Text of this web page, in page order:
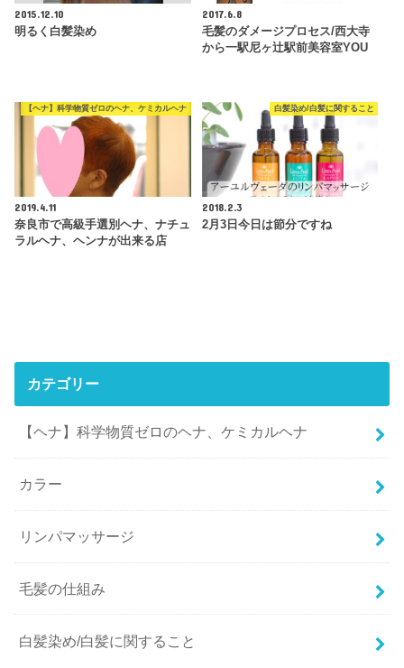
2015.12.10
明るく白髪染め
2017.6.8
毛髪のダメージプロセス/西大寺
から一駅尼ヶ辻駅前美容室YOU
【ヘナ】科学物質ゼロのヘナ、ケミカルヘナ
2019.4.11
奈良市で高級手選別ヘナ、ナチュ
ラルヘナ、ヘンナが出来る店
白髪染め/白髪に関すること
2018.2.3
2月3日今日は節分ですね
カテゴリー
【ヘナ】科学物質ゼロのヘナ、ケミカルヘナ
カラー
リンパマッサージ
毛髪の仕組み
白髪染め/白髪に関すること